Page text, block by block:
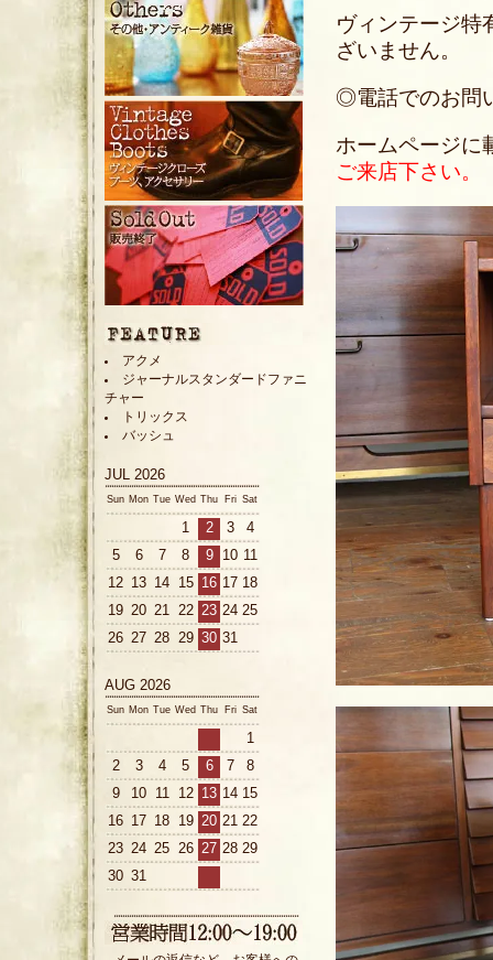
ヴィンテージ特
ざいません。
◎電話でのお問
ホームページに
ご来店下さい。
アクメ
ジャーナルスタンダードファニ
チャー
トリックス
バッシュ
JUL 2026
Sun Mon Tue Wed Thu Fri Sat
1 2 3
4
5
6 7 8 9 10 11
12 13 14 15 16 17 18
19 20 21 22 23 24 25
26 27 28 29 30 31
AUG 2026
Sun Mon Tue Wed Thu Fri Sat
1
2
3 4 5 6 7
8
9
10 11 12 13 14 15
16 17 18 19 20 21 22
23 24 25 26 27 28 29
30 31